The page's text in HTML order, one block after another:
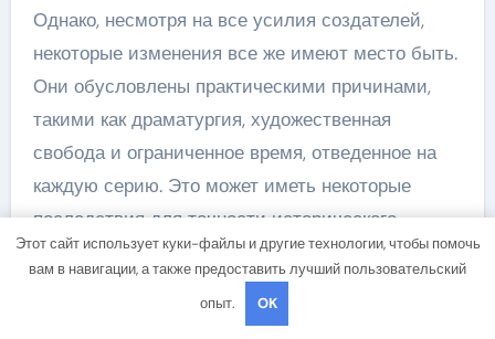
Однако, несмотря на все усилия создателей,
некоторые изменения все же имеют место быть.
Они обусловлены практическими причинами,
такими как драматургия, художественная
свобода и ограниченное время, отведенное на
каждую серию. Это может иметь некоторые
последствия для точности исторического
повествования, но тем не менее, сериалы
биографии предлагают захватывающие и
Этот сайт использует куки-файлы и другие технологии, чтобы помочь
вам в навигации, а также предоставить лучший пользовательский
опыт.
OK